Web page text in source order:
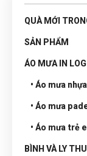
QUÀ MỚI
SẢN PHẨM
ÁO MƯA IN
• Áo mưa nhựa
• Áo mưa
• Áo mưa trẻ
BÌNH VÀ LY